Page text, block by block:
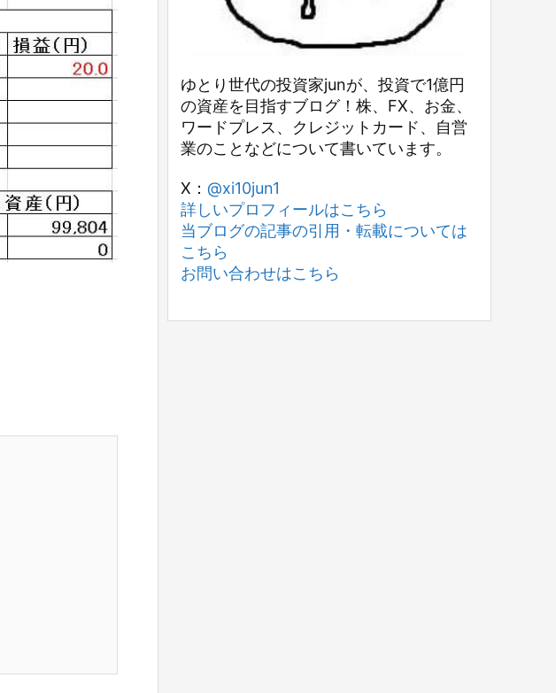
ゆとり世代の投資家junが、投資で1億円
の資産を目指すブログ！株、FX、お金、
ワードプレス、クレジットカード、自営
業のことなどについて書いています。
X： @xi10jun1
詳しいプロフィールはこちら
当ブログの記事の引用・転載については
こちら
お問い合わせはこちら